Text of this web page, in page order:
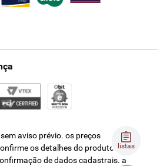
listas
aviso prévio. os preços
os detalhes do produto na
de dados cadastrais. a